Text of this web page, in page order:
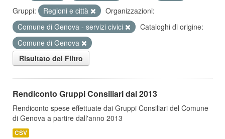
Gruppi:
Regioni e città
Organizzazioni:
Comune di Genova - servizi civici
Cataloghi di origine:
Comune di Genova
Risultato del Filtro
Rendiconto Gruppi Consiliari dal 2013
Rendiconto spese effettuate dai Gruppi Consiliari del Comune
di Genova a partire dall'anno 2013
CSV